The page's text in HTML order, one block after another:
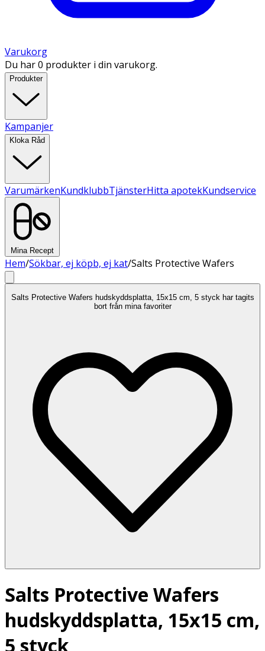
Varukorg
Du har 0 produkter i din varukorg.
Produkter
Kampanjer
Kloka Råd
VarumärkenKundklubbTjänsterHitta apotekKundservice
Mina Recept
Hem/Sökbar, ej köpb, ej kat/Salts Protective Wafers
Salts Protective Wafers hudskyddsplatta, 15x15 cm, 5 styck har tagits
bort från mina favoriter
Salts Protective Wafers
hudskyddsplatta, 15x15 cm,
5 styck